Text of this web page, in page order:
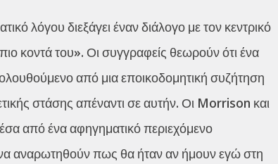
λόγου διεξάγει έναν διάλογο με τον κεντρικό
κοντά του». Οι συγγραφείς θεωρούν ότι ένα
από μια εποικοδομητική συζήτηση
στάσης απέναντι σε αυτήν. Οι Morrison και
από ένα αφηγηματικό περιεχόμενο
να αναρωτηθούν πως θα ήταν αν ήμουν εγώ στη